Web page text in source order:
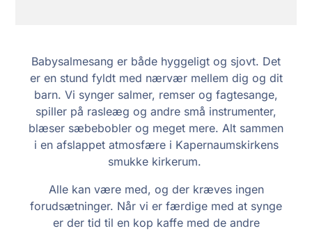
Babysalmesang er både hyggeligt og sjovt. Det
er en stund fyldt med nærvær mellem dig og dit
barn. Vi synger salmer, remser og fagtesange,
spiller på rasleæg og andre små instrumenter,
blæser sæbebobler og meget mere. Alt sammen
i en afslappet atmosfære i Kapernaumskirkens
smukke kirkerum.
Alle kan være med, og der kræves ingen
forudsætninger. Når vi er færdige med at synge
er der tid til en kop kaffe med de andre